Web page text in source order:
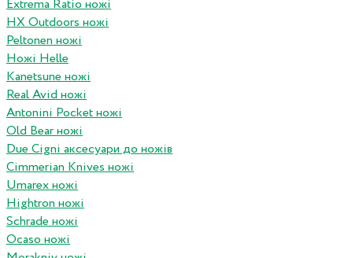
Extrema Ratio ножі
HX Outdoors ножі
Peltonen ножі
Ножі Helle
Kanetsune ножі
Real Avid ножі
Antonini Pocket ножі
Old Bear ножі
Due Cigni аксесуари до ножів
Cimmerian Knives ножі
Umarex ножі
Hightron ножі
Schrade ножі
Ocaso ножі